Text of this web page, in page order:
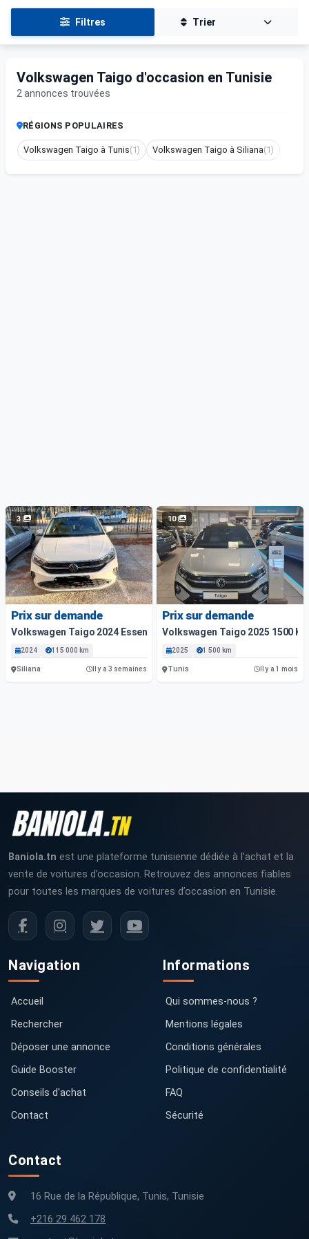
Filtres Trier
Volkswagen Taigo d'occasion en Tunisie
2 annonces trouvées
RÉGIONS POPULAIRES
Volkswagen Taigo à Tunis(1) Volkswagen Taigo à Siliana(1)
3
Prix sur demande
Volkswagen Taigo 2024 Essence
2024 115 000 km
Siliana Il y a 3 semaines
10
Prix sur demande
Volkswagen Taigo 2025 1500
2025 1 500 km
Tunis Il y a 1 mois
Baniola.tn est une plateforme tunisienne dédiée à l’achat et la
vente de voitures d’occasion. Retrouvez des annonces fiables
pour toutes les marques de voitures d’occasion en Tunisie.
Navigation
Accueil
Rechercher
Déposer une annonce
Guide Booster
Conseils d'achat
Contact
Informations
Qui sommes-nous ?
Mentions légales
Conditions générales
Politique de confidentialité
FAQ
Sécurité
Contact
16 Rue de la République, Tunis, Tunisie
+216 29 462 178